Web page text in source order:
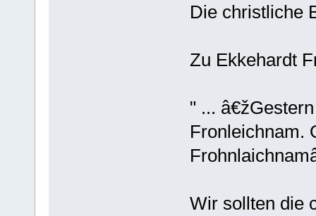
Die christliche
Zu Ekkehardt
" ...
Fronleichnam.
Wir sollten die